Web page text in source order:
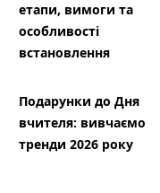
етапи, вимоги та
особливості
встановлення
Подарунки до Дня
вчителя: вивчаємо
тренди 2026 року